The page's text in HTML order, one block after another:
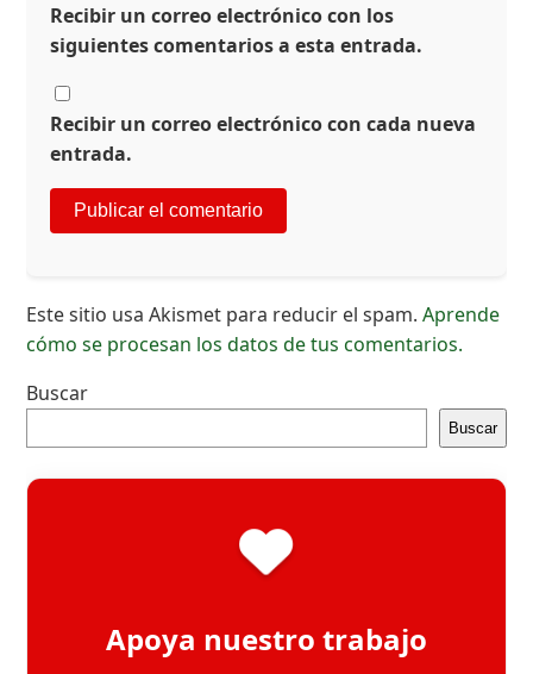
Recibir un correo electrónico con los
siguientes comentarios a esta entrada.
Recibir un correo electrónico con cada nueva
entrada.
Este sitio usa Akismet para reducir el spam.Aprende
cómo se procesan los datos de tus comentarios.
Buscar
Buscar
Apoya nuestro trabajo